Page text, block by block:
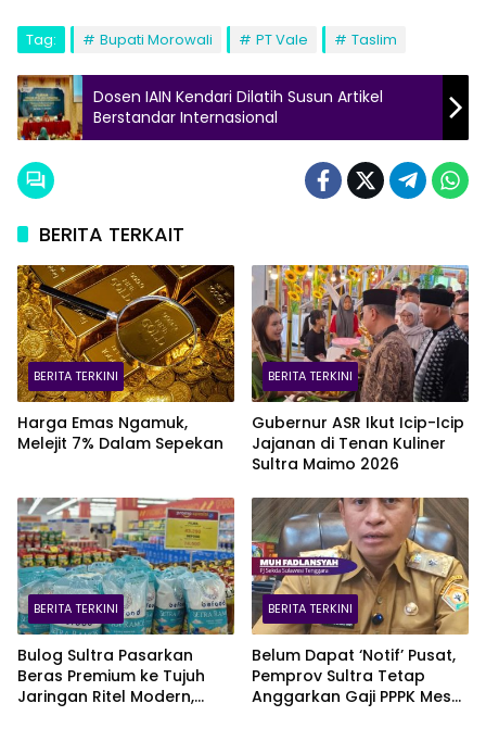
Tag: Bupati Morowali PT Vale Taslim
Dosen IAIN Kendari Dilatih Susun Artikel
Berstandar Internasional
BERITA TERKAIT
BERITA TERKINI
Harga Emas Ngamuk,
Melejit 7% Dalam Sepekan
BERITA TERKINI
Gubernur ASR Ikut Icip-Icip
Jajanan di Tenan Kuliner
Sultra Maimo 2026
BERITA TERKINI
Bulog Sultra Pasarkan
Beras Premium ke Tujuh
Jaringan Ritel Modern,
BERITA TERKINI
Belum Dapat ‘Notif’ Pusat,
Pemprov Sultra Tetap
Anggarkan Gaji PPPK Meski